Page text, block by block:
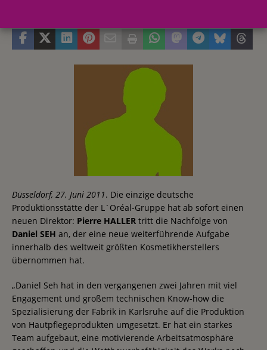
Düsseldorf, 27. Juni 2011. Die einzige deutsche
Produktionsstätte der L´Oréal-Gruppe hat ab sofort einen
neuen Direktor: Pierre HALLER tritt die Nachfolge von
Daniel SEH an, der eine neue weiterführende Aufgabe
innerhalb des weltweit größten Kosmetikherstellers
übernommen hat.
„Daniel Seh hat in den vergangenen zwei Jahren mit viel
Engagement und großem technischen Know-how die
Spezialisierung der Fabrik in Karlsruhe auf die Produktion
von Hautpflegeprodukten umgesetzt. Er hat ein starkes
Team aufgebaut, eine motivierende Arbeitsatmosphäre